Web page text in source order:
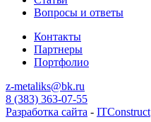
Вопросы и ответы
Контакты
Партнеры
Портфолио
z-metaliks@bk.ru
8 (383) 363-07-55
Разработка сайта - ITConstruct